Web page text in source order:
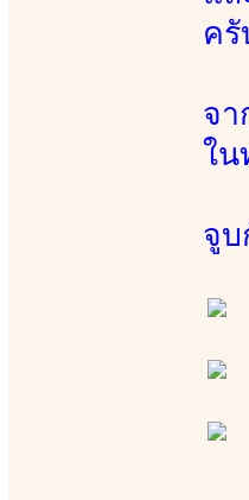
ครั
จ
ใน
จูบ